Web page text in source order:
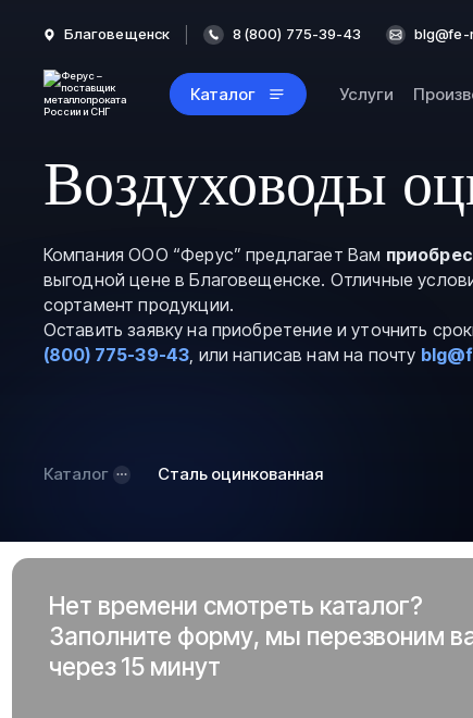
Благовещенск 8 (800) 775-39-43 blg@fe-
Каталог Услуги
Воздуховоды
Компания ООО “Ферус” предлагает Вам
выгодной цене в Благовещенске. Отличные
сортамент продукции.
Оставить заявку на приобретение и уточнить
(800) 775-39-43, или написав нам на почту
Каталог Сталь оцинкованная
Нет времени смотреть каталог?
Заполните форму, мы перезвоним
через 15 минут